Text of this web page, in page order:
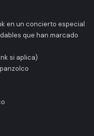
en un concierto especial
que han marcado
si aplica)